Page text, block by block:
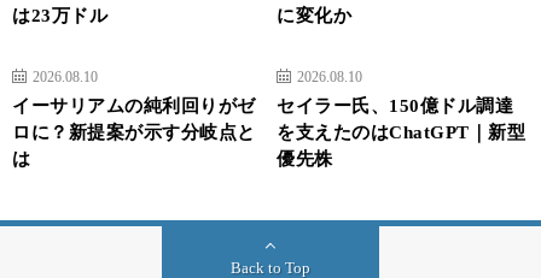
は23万ドル
に変化か
2026.08.10
イーサリアムの純利回りがゼ
ロに？新提案が示す分岐点と
は
2026.08.10
セイラー氏、150億ドル調達
を支えたのはChatGPT｜新型
優先株
Back to Top